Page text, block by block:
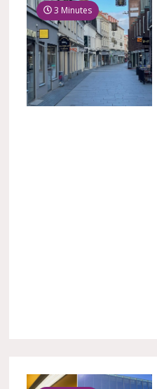
3 Minutes